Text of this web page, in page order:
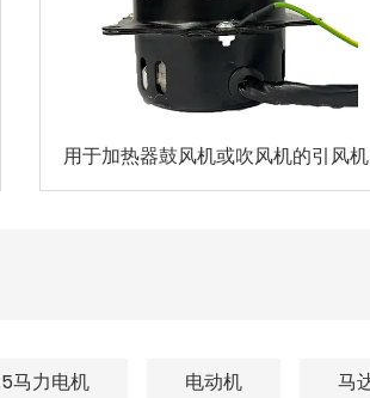
用于加热器鼓风机或吹风机的引风机
马力电机 电动机 马